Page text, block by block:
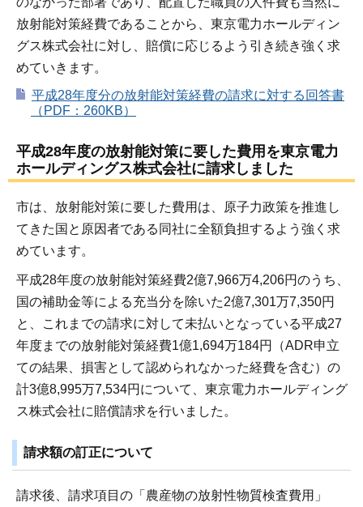
放射能対策経費であることから、東京電力ホールディン
グス株式会社に対し、賠償に応じるよう引き続き強く求
めていきます。
平成28年度分の放射能対策経費の請求に対する回答書
（PDF：260KB）
平成28年度の放射能対策に要した費用を東京電力
ホールディングス株式会社に請求しました
市は、放射能対策に要した費用は、原子力政策を推進し
てきた国と原因者である同社に全額負担するよう強く求
めています。
平成28年度の放射能対策経費2億7,966万4,206円のうち、
国の補助金等による充当分を除いた2億7,301万7,350円
と、これまでの請求に対して未払いとなっている平成27
年度までの放射能対策経費1億1,694万184円（ADR申立
ての結果、損害として認められなかった経費を含む）の
計3億8,995万7,534円について、東京電力ホールディング
ス株式会社に賠償請求を行いました。
請求額の訂正について
請求後、請求項目の「農産物の放射性物質検査費用」